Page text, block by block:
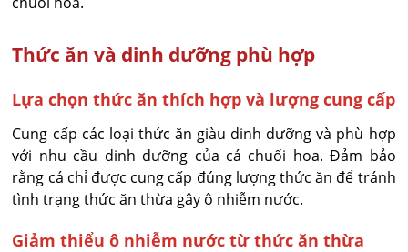
Thức ăn và dinh dưỡng phù hợp
Lựa chọn thức ăn thích hợp và lượng cung cấp
Cung cấp các loại thức ăn giàu dinh dưỡng và phù hợp
với nhu cầu dinh dưỡng của cá chuối hoa. Đảm bảo
rằng cá chỉ được cung cấp đúng lượng thức ăn để tránh
tình trạng thức ăn thừa gây ô nhiễm nước.
Giảm thiểu ô nhiễm nước từ thức ăn thừa